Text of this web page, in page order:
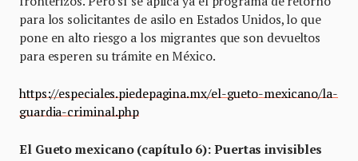
para los solicitantes de asilo en Estados Unidos, lo que
pone en alto riesgo a los migrantes que son devueltos
para esperen su trámite en México.
https://especiales.piedepagina.mx/el-gueto-mexicano/la-
guardia-criminal.php
El Gueto mexicano (capítulo 6): Puertas invisibles